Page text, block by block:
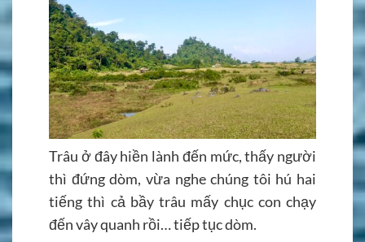
Trâu ở đây hiền lành đến mức, thấy người
thì đứng dòm, vừa nghe chúng tôi hú hai
tiếng thì cả bầy trâu mấy chục con chạy
đến vây quanh rồi… tiếp tục dòm.